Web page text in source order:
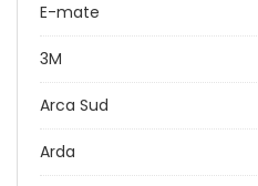
E-mate
3M
Arca Sud
Arda